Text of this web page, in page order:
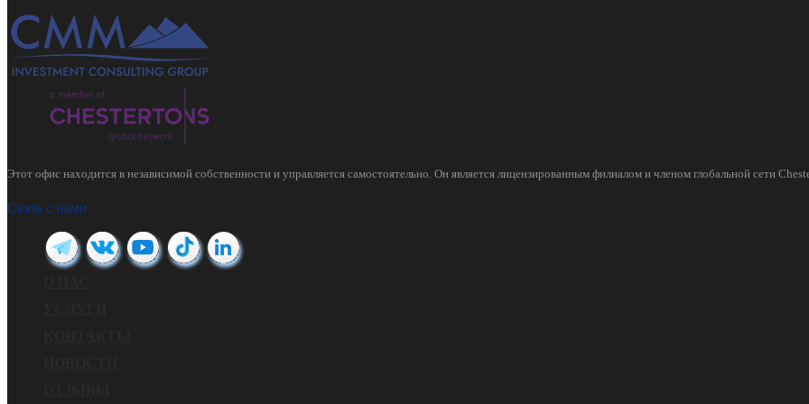
Этот офис находится в независимой собственности и управляется самостоятельно. Он является лицензированным филиалом и членом глобальной сети
Связь с нами